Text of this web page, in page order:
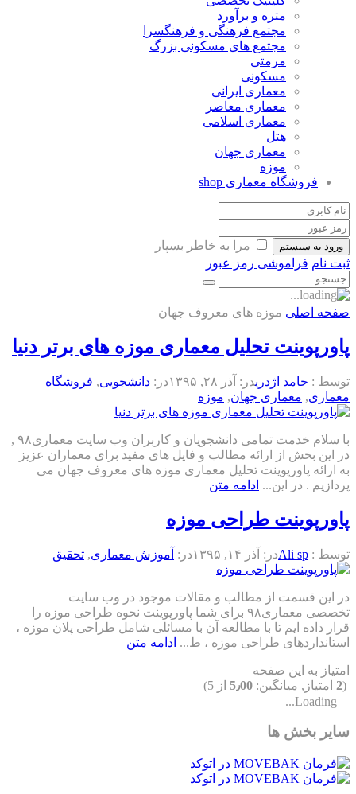
متره و برآورد
مجتمع فرهنگی و فرهنگسرا
مجتمع های مسکونی بزرگ
مرمتی
مسکونی
معماری ایرانی
معماری معاصر
معماری اسلامی
هتل
معماری جهان
موزه
فروشگاه معماری shop
ورود به سیستم
مرا به خاطر بسپار
ثبت نام فراموشی رمز عبور
صفحه اصلی موزه های معروف جهان
پاورپوینت تحلیل معماری موزه های برتر دنیا
توسط : حامد اژدریدر: آذر ۲۸, ۱۳۹۵ در: دانشجویی, فروشگاه
معماری, معماری جهان, موزه
با سلام خدمت تمامی دانشجویان و کاربران وب سایت معماری۹۸ ,
در این بخش از ارائه مطالب و فایل های مفید برای معماران عزیز
به ارائه پاورپوینت تحلیل معماری موزه های معروف جهان می
پردازیم . در این... ادامه متن
پاورپوینت طراحی موزه
توسط : Ali spدر: آذر ۱۴, ۱۳۹۵ در: آموزش معماری, تحقیق
در این قسمت از مطالب و مقالات موجود در وب سایت
تخصصی معماری۹۸ برای شما پاورپوینت نحوه طراحی موزه را
قرار داده ایم تا با مطالعه آن با مسائلی شامل طراحی پلان موزه ،
استانداردهای طراحی موزه ، ط... ادامه متن
امتیاز به این صفحه
(
2 امتیاز, میانگین: 5٫00 از 5)
Loading...
سایر بخش ها